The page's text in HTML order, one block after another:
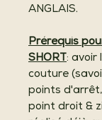
ANGLAIS.
Prérequis
SHORT : avoir
couture
points
point droit &